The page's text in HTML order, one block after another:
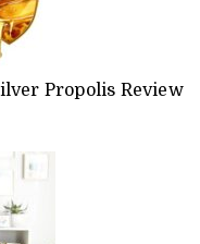
Propolis Review